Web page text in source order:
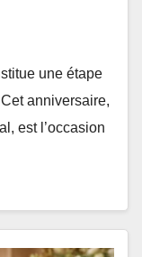
une étape
anniversaire,
est l’occasion